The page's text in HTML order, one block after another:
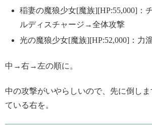
稲妻の魔狼少女[魔族][HP:55,000]：
ルディスチャージ→全体攻撃
光の魔狼少女[魔族][HP:52,000]：力
中→右→左の順に。
中の攻撃がいやらしいので、先に倒し
ている右を。